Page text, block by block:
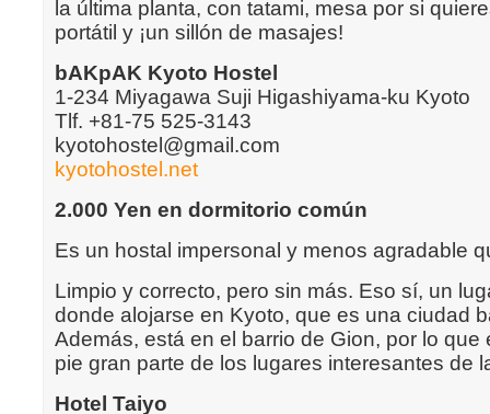
la última planta, con tatami, mesa por si
portátil y ¡un sillón de masajes!
bAKpAK Kyoto Hostel
1-234 Miyagawa Suji Higashiyama-ku Kyoto
Tlf. +81-75 525-3143
kyotohostel@gmail.com
kyotohostel.net
2.000 Yen en dormitorio común
Es un hostal impersonal y menos agradable
Limpio y correcto, pero sin más. Eso sí, un
donde alojarse en Kyoto, que es una ciudad
Además, está en el barrio de Gion, por lo que
pie gran parte de los lugares interesantes de
Hotel Taiyo